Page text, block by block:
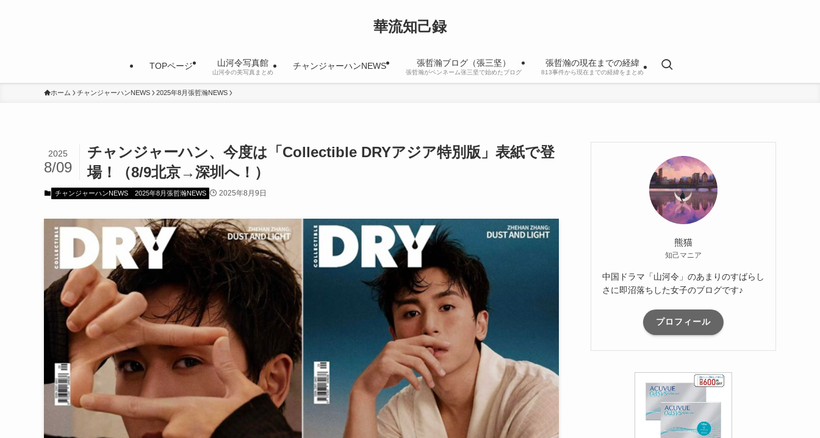
華流知己録
TOPページ 山河令写真館
山河令の美写真まとめ
チャンジャーハンNEWS 張哲瀚ブログ（張三坚）
張哲瀚がペンネーム张三坚で始めたブログ
張哲瀚の現在までの経緯
813事件から現在までの経緯をまとめ
ホーム チャンジャーハンNEWS 2025年8月張哲瀚NEWS
チャンジャーハン、今度は「Collectible DRYアジア特別版」表紙で登
場！（8/9北京→深圳へ！）
2025
8/09
チャンジャーハンNEWS 2025年8月張哲瀚NEWS 2025年8月9日
熊猫
知己マニア
中国ドラマ「山河令」のあまりのすばらし
さに即沼落ちした女子のブログです♪
プロフィール